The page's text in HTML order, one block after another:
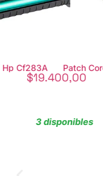
Patch Cord Cat.
19.400,00
3 disponibles